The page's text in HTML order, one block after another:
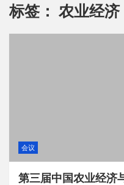
标签： 农业经济
会议
第三届中国农业经济